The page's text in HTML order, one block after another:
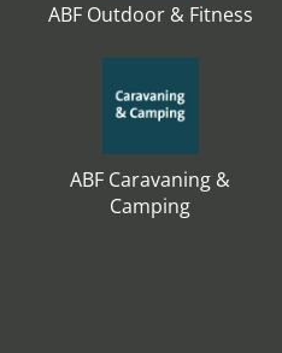
ABF Outdoor & Fitness
ABF Caravaning &
Camping